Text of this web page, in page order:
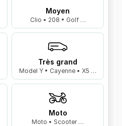
Moyen
Clio • 208 • Golf …
Très grand
Model Y • Cayenne • X5 …
Moto
Moto • Scooter …